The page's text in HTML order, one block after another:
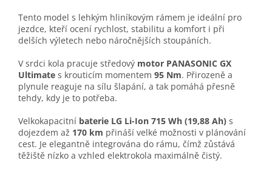
Tento model s lehkým hliníkovým rámem je ideální pro
jezdce, kteří ocení rychlost, stabilitu a komfort i při
delších výletech nebo náročnějších stoupáních.
V srdci kola pracuje středový motor PANASONIC GX
Ultimate s krouticím momentem 95 Nm. Přirozeně a
plynule reaguje na sílu šlapání, a tak pomáhá přesně
tehdy, kdy je to potřeba.
Velkokapacitní baterie LG Li-Ion 715 Wh (19,88 Ah) s
dojezdem až 170 km přináší velké možnosti v plánování
cest. Je elegantně integrována do rámu, čímž zůstává
těžiště nízko a vzhled elektrokola maximálně čistý.